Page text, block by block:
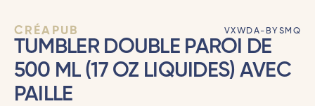
CRÉAPUB VXWDA-BYSMQ
TUMBLER DOUBLE PAROI DE
500 ML (17 OZ LIQUIDES) AVEC
PAILLE